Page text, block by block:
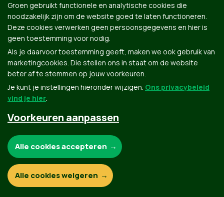
Groen.be
© Copyright Groen 2026 | Gemaakt met NationBuilder
Groen gebruikt functionele en analytische cookies die
noodzakelijk zijn om de website goed te laten functioneren.
Deze cookies verwerken geen persoonsgegevens en hier is
geen toestemming voor nodig.
Als je daarvoor toestemming geeft, maken we ook gebruik van
marketingcookies. Die stellen ons in staat om de website
beter af te stemmen op jouw voorkeuren.
Je kunt je instellingen hieronder wijzigen. Ons privacybeleid
vind je hier.
Voorkeuren aanpassen
Functionele en analytische cookies:
Alle cookies accepteren
Alle cookies weigeren